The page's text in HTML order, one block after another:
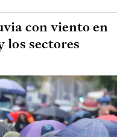
con viento en
los sectores